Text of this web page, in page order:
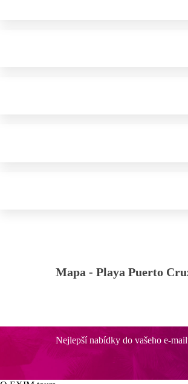
Mapa - Playa Puerto
Nejlepší nabídky do vašeho e-